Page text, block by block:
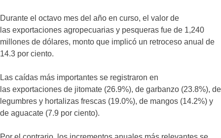
Durante el octavo mes del año en curso, el valor de
las exportaciones agropecuarias y pesqueras fue de 1,240
millones de dólares, monto que implicó un retroceso anual de
14.3 por ciento.
Las caídas más importantes se registraron en
las exportaciones de jitomate (26.9%), de garbanzo (23.8%), de
legumbres y hortalizas frescas (19.0%), de mangos (14.2%) y
de aguacate (7.9 por ciento).